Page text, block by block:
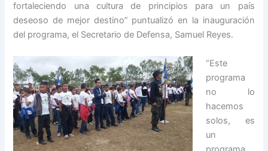
fortaleciendo una cultura de principios para un país
deseoso de mejor destino” puntualizó en la inauguración
del programa, el Secretario de Defensa, Samuel Reyes.
“Este
programa
no lo
hacemos
solos, es
un